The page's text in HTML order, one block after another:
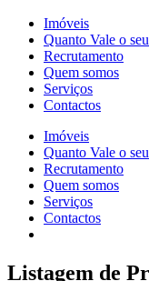
Imóveis
Quanto Vale o
Recrutamento
Quem somos
Serviços
Contactos
Imóveis
Quanto Vale o
Recrutamento
Quem somos
Serviços
Contactos
Listagem de